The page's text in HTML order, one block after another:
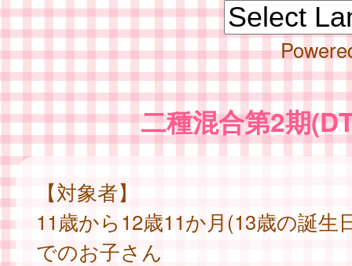
二種混合第2期
【対象者】
11歳から12歳11か月(13歳の誕生
でのお子さん